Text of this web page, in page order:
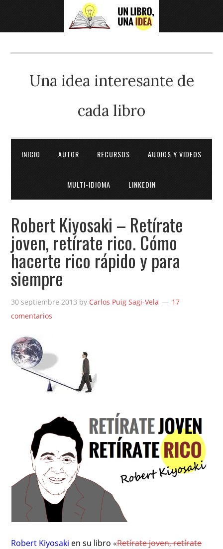
Una idea interesante de
cada libro
INICIO AUTOR RECURSOS AUDIOS Y VIDEOS
MULTI-IDIOMA LINKEDIN
Robert Kiyosaki – Retírate
joven, retírate rico. Cómo
hacerte rico rápido y para
siempre
30 septiembre 2013 by Carlos Puig Sagi-Vela
17
comentarios
Robert Kiyosaki en su libro «Retírate joven, retírate